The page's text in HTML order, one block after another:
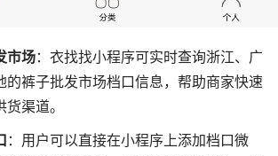
市场：衣找找小程序可实时查询浙江、广
的裤子批发市场档口信息，帮助商家快速
渠道。
：用户可以直接在小程序上添加档口微